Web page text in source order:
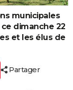
municipales
dimanche 22
et les élus de
Partager